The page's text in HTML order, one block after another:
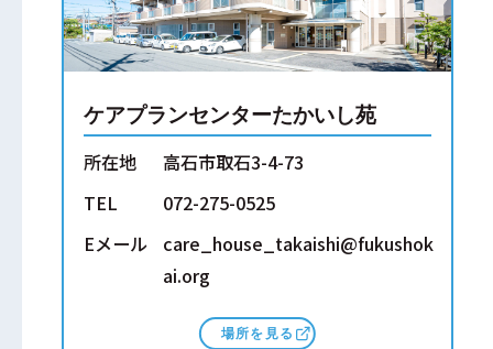
ケアプランセンターたかいし苑
所在地
高石市取石3-4-73
TEL
072-275-0525
Eメール
care_house_takaishi@fukushok
ai.org
場所を見る